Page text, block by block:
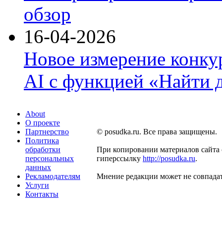
обзор
16-04-2026
Новое измерение
AI с функцией «Найти
About
О проекте
Партнерство
Политика
обработки
персональных
данных
Рекламодателям
Услуги
Контакты
© posudka.ru. Все права защищены.
При копировании материалов сайта
гиперссылку http://posudka.ru.
Мнение редакции может не